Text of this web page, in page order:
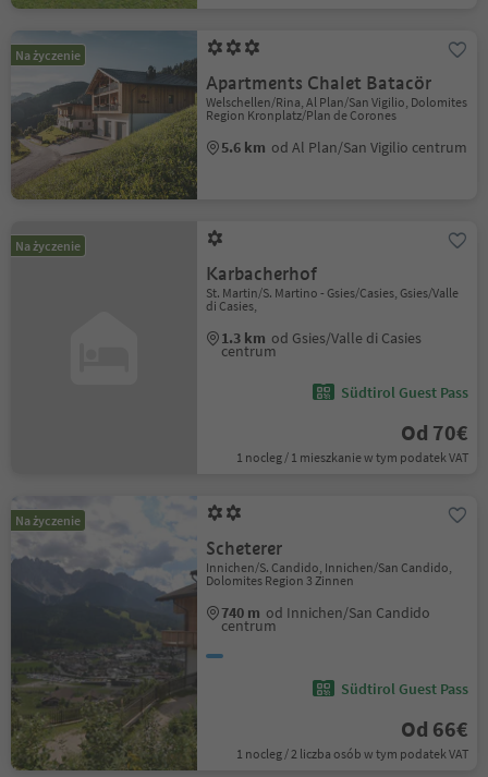
Na życzenie
Apartments Chalet Batacör
Welschellen/Rina, Al Plan/San Vigilio, Dolomites
Region Kronplatz/Plan de Corones
5.6 km od Al Plan/San Vigilio centrum
Na życzenie
Karbacherhof
St. Martin/S. Martino - Gsies/Casies, Gsies/Valle
di Casies,
1.3 km od Gsies/Valle di Casies
centrum
Südtirol Guest Pass
Od 70€
1 nocleg / 1 mieszkanie w tym podatek VAT
Na życzenie
Scheterer
Innichen/S. Candido, Innichen/San Candido,
Dolomites Region 3 Zinnen
740 m od Innichen/San Candido
centrum
Südtirol Guest Pass
Od 66€
1 nocleg / 2 liczba osób w tym podatek VAT